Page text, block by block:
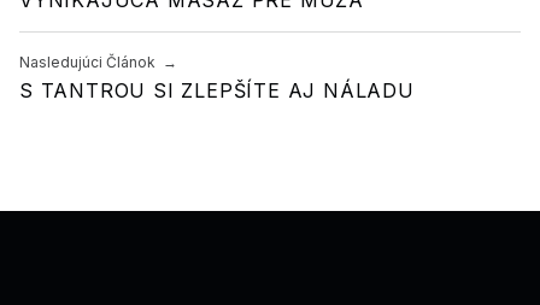
Nasledujúci Článok
S TANTROU SI ZLEPŠÍTE AJ NÁLADU